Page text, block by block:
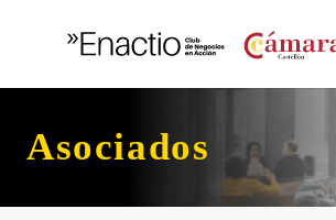
Asociados